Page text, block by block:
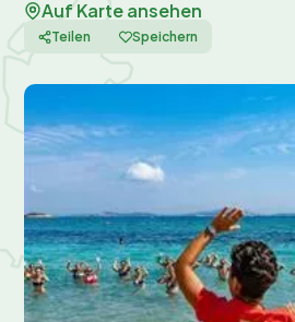
Auf Karte ansehen
Teilen Speichern